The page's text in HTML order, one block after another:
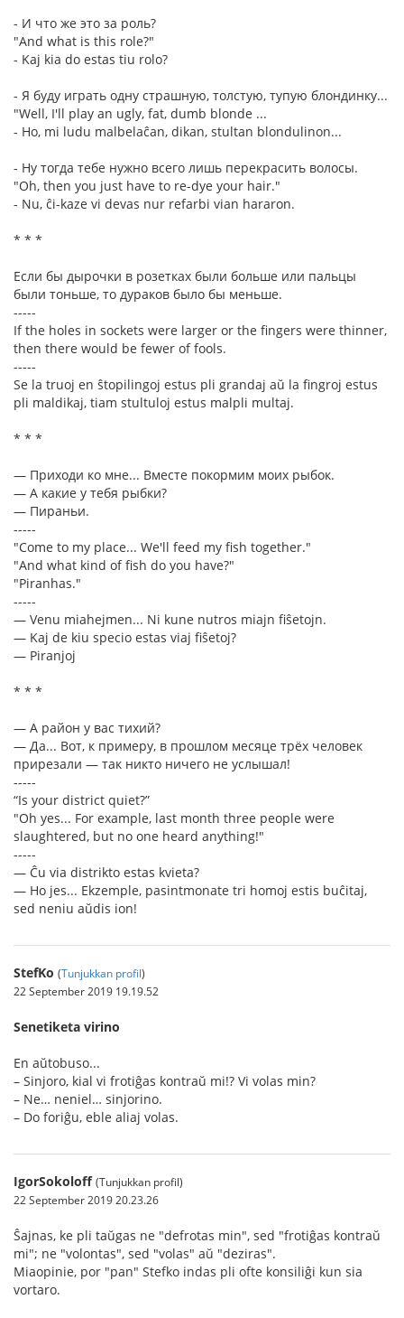
- И что же это за pоль?
"And what is this role?"
- Kaj kia do estas tiu rolo?
- Я буду играть одну стpашную, толстую, тупую блондинку...
"Well, I'll play an ugly, fat, dumb blonde ...
- Ho, mi ludu malbelaĉan, dikan, stultan blondulinon...
- Ну тогда тебе нужно всего лишь перекрасить волосы.
"Oh, then you just have to re-dye your hair."
- Nu, ĉi-kaze vi devas nur refarbi vian hararon.
* * *
Если бы дырочки в розетках были больше или пальцы
были тоньше, то дураков было бы меньше.
-----
If the holes in sockets were larger or the fingers were thinner,
then there would be fewer of fools.
-----
Se la truoj en ŝtopilingoj estus pli grandaj aŭ la fingroj estus
pli maldikaj, tiam stultuloj estus malpli multaj.
* * *
— Приходи ко мне... Вместе покормим моих рыбок.
— А какие у тебя рыбки?
— Пираньи.
-----
"Come to my place... We'll feed my fish together."
"And what kind of fish do you have?"
"Piranhas."
-----
— Venu miahejmen... Ni kune nutros miajn fiŝetojn.
— Kaj de kiu specio estas viaj fiŝetoj?
— Piranjoj
* * *
— А район у вас тихий?
— Да... Вот, к примеру, в прошлом месяце трёх человек
прирезали — так никто ничего не услышал!
-----
“Is your district quiet?”
"Oh yes... For example, last month three people were
slaughtered, but no one heard anything!"
-----
— Ĉu via distrikto estas kvieta?
— Ho jes... Ekzemple, pasintmonate tri homoj estis buĉitaj,
sed neniu aŭdis ion!
StefKo (Tunjukkan profil)
22 September 2019 19.19.52
Senetiketa virino
En aŭtobuso...
– Sinjoro, kial vi frotiĝas kontraŭ mi!? Vi volas min?
– Ne… neniel… sinjorino.
– Do foriĝu, eble aliaj volas.
IgorSokoloff (Tunjukkan profil)
22 September 2019 20.23.26
Ŝajnas, ke pli taŭgas ne "defrotas min", sed "frotiĝas kontraŭ
mi"; ne "volontas", sed "volas" aŭ "deziras".
Miaopinie, por "pan" Stefko indas pli ofte konsiliĝi kun sia
vortaro.